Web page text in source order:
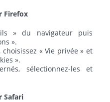
Firefox
» du navigateur puis
».
« Vie privée » et
».
sélectionnez-les et
Safari